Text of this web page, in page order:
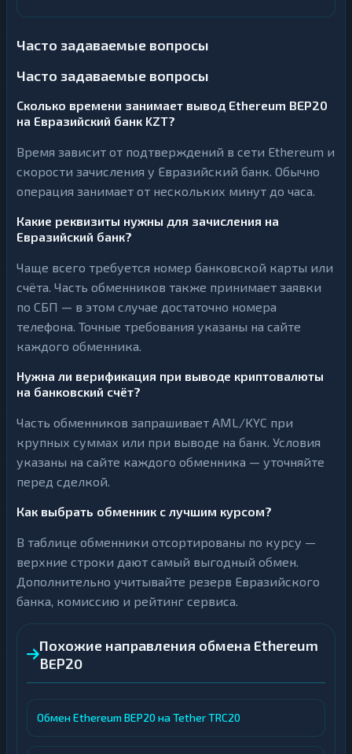
Часто задаваемые вопросы
Часто задаваемые вопросы
Сколько времени занимает вывод Ethereum BEP20
на Евразийский банк KZT?
Время зависит от подтверждений в сети Ethereum и
скорости зачисления у Евразийский банк. Обычно
операция занимает от нескольких минут до часа.
Какие реквизиты нужны для зачисления на
Евразийский банк?
Чаще всего требуется номер банковской карты или
счёта. Часть обменников также принимает заявки
по СБП — в этом случае достаточно номера
телефона. Точные требования указаны на сайте
каждого обменника.
Нужна ли верификация при выводе криптовалюты
на банковский счёт?
Часть обменников запрашивает AML/KYC при
крупных суммах или при выводе на банк. Условия
указаны на сайте каждого обменника — уточняйте
перед сделкой.
Как выбрать обменник с лучшим курсом?
В таблице обменники отсортированы по курсу —
верхние строки дают самый выгодный обмен.
Дополнительно учитывайте резерв Евразийского
банка, комиссию и рейтинг сервиса.
Похожие направления обмена Ethereum
BEP20
Обмен Ethereum BEP20 на Tether TRC20